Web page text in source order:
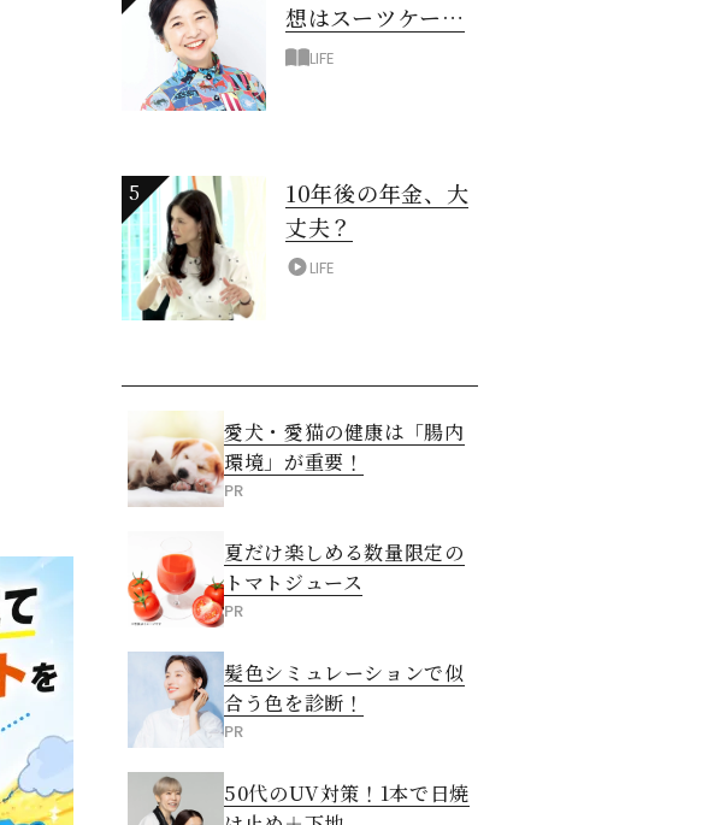
想はスーツケース
一つでどこへでも
LIFE
5
10年後の年金、大
丈夫？
LIFE
愛犬・愛猫の健康は「腸内
環境」が重要！
PR
夏だけ楽しめる数量限定の
トマトジュース
PR
髪色シミュレーションで似
合う色を診断！
PR
50代のUV対策！1本で日焼